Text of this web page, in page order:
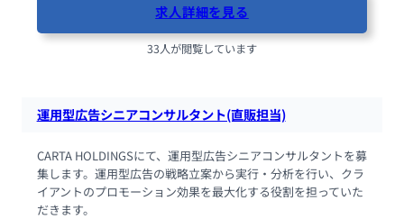
求人詳細を見る
33人が閲覧しています
運用型広告シニアコンサルタント(直販担当)
CARTA HOLDINGSにて、運用型広告シニアコンサルタントを募
集します。運用型広告の戦略立案から実行・分析を行い、クラ
イアントのプロモーション効果を最大化する役割を担っていた
だきます。